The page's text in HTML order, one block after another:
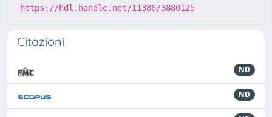
https://hdl.handle.net/11386/3880125
Citazioni
ND
ND